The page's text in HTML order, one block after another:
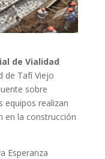
de Vialidad
de Tafí Viejo
sobre
equipos realizan
en la construcción
Esperanza